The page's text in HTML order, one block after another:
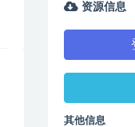
资源信息
其他信息